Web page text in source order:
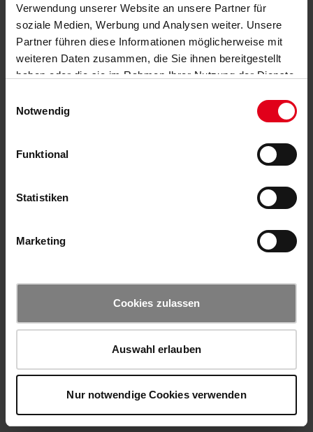
Verwendung unserer Website an unsere Partner für
soziale Medien, Werbung und Analysen weiter. Unsere
Partner führen diese Informationen möglicherweise mit
weiteren Daten zusammen, die Sie ihnen bereitgestellt
haben oder die sie im Rahmen Ihrer Nutzung der Dienste
Notwendig
Funktional
Statistiken
Marketing
Cookies zulassen
Auswahl erlauben
Nur notwendige Cookies verwenden